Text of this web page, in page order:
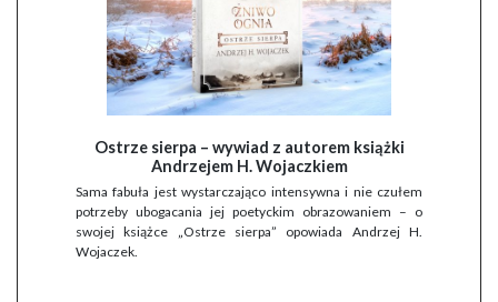
Ostrze sierpa – wywiad z autorem książki
Andrzejem H. Wojaczkiem
Sama fabuła jest wystarczająco intensywna i nie czułem
potrzeby ubogacania jej poetyckim obrazowaniem – o
swojej książce „Ostrze sierpa” opowiada Andrzej H.
Wojaczek.